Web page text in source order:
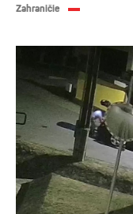
Zahraničie